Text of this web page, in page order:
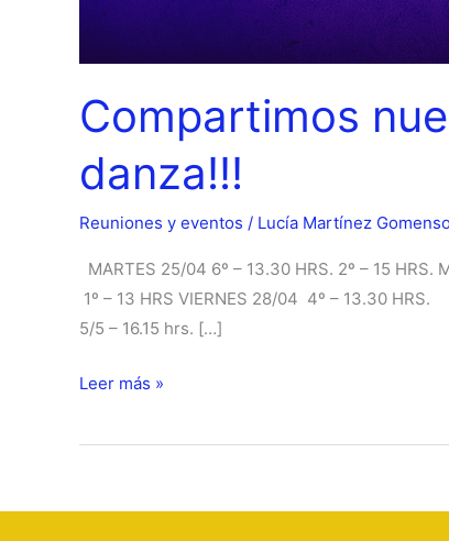
Compartimos
danza!!!
Reuniones y eventos / Lucía Martínez
MARTES 25/04 6º – 13.30 HRS. 2º – 15
1º – 13 HRS VIERNES 28/04 4º – 13.30
5/5 – 16.15 hrs. […]
Compartimos
1er.
Leer más »